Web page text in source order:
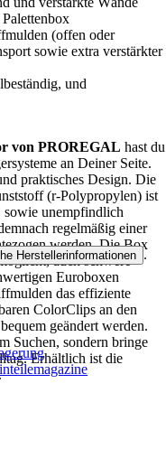
(offen oder
sowie extra verstärkter
und
von PROREGAL hast du
an Deiner Seite.
praktisches Design. Die
(r-Polypropylen) ist
sowie unempfindlich
regelmäßig einer
werden. Die Box
auch schwere
Euroboxen
das effiziente
ColorClips an den
geändert werden.
Suchen, sondern bringe
Erhältlich ist die
Herstellerinformationen .